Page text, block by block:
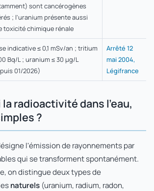
sont cancérogènes
; l'uranium présente aussi
toxicité chimique rénale
indicative ≤ 0,1 mSv/an ; tritium
Bq/L ; uranium ≤ 30 µg/L
01/2026)
Arrêté 12
mai 2004,
Légifrance
la radioactivité dans l'eau,
?
l'émission de rayonnements par
qui se transforment spontanément.
on distingue deux types de
naturels (uranium, radium, radon,